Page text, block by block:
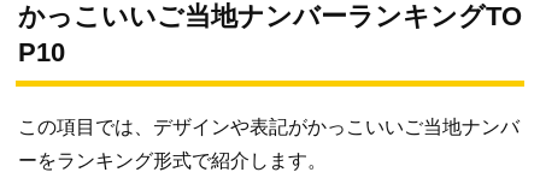
かっこいいご当地ナンバーランキングTO
P10
この項目では、デザインや表記がかっこいいご当地ナンバ
ーをランキング形式で紹介します。